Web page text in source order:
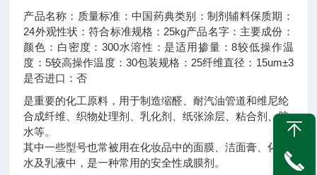
产品名称： 质量标准： 中国药典类别： 制剂辅料保质期：
24外观性状：符合标准规格： 25kg产品名字： 主要成份：
颜色： 白 密度：300水溶性： 是适用掺量：8较低操作温
度： 5较高操作温度： 30包装规格： 25纤维直径： 15um±3
是否进口：否
是重要的化工原料，用于制造缩醛、耐汽油管道和维尼纶
合成纤维、织物处理剂、乳化剂、纸张涂层、粘合剂、胶
水等。
其中一些型号也常被用在化妆品中的面膜、洁面膏、化妆
水及乳液中，是一种常用的安全性成膜剂。